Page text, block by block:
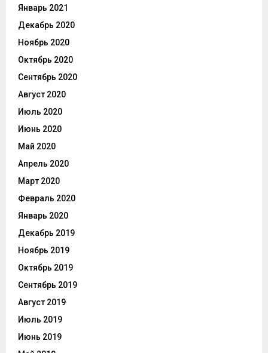
Январь 2021
Декабрь 2020
Ноябрь 2020
Октябрь 2020
Сентябрь 2020
Август 2020
Июль 2020
Июнь 2020
Май 2020
Апрель 2020
Март 2020
Февраль 2020
Январь 2020
Декабрь 2019
Ноябрь 2019
Октябрь 2019
Сентябрь 2019
Август 2019
Июль 2019
Июнь 2019